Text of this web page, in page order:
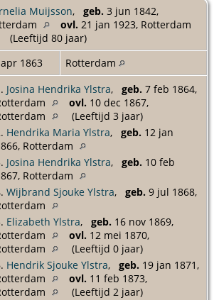
Muijsson, geb. 3 jun 1842,
ovl. 21 jan 1923, Rotterdam
(Leeftijd 80 jaar)
1863
Rotterdam
Josina Hendrika Ylstra, geb. 7 feb 1864,
ovl. 10 dec 1867,
(Leeftijd 3 jaar)
Hendrika Maria Ylstra, geb. 12 jan
Rotterdam
Josina Hendrika Ylstra, geb. 10 feb
Rotterdam
Wijbrand Sjouke Ylstra, geb. 9 jul 1868,
Elizabeth Ylstra, geb. 16 nov 1869,
ovl. 12 mei 1870,
(Leeftijd 0 jaar)
Hendrik Sjouke Ylstra, geb. 19 jan 1871,
ovl. 11 feb 1873,
(Leeftijd 2 jaar)